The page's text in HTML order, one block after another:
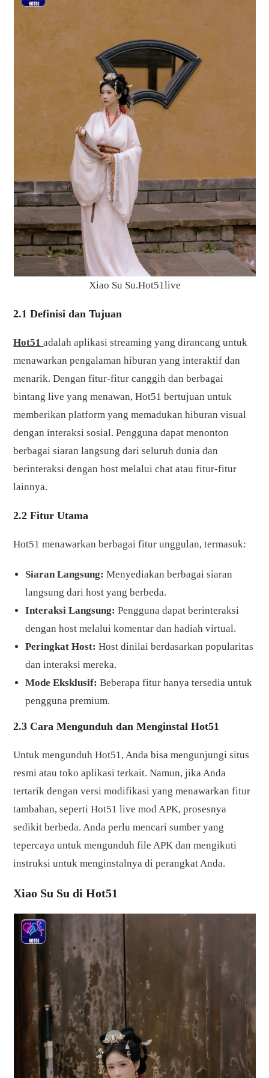
Xiao Su Su.Hot51live
2.1 Definisi dan Tujuan
Hot51adalah aplikasi streaming yang dirancang untuk
menawarkan pengalaman hiburan yang interaktif dan
menarik. Dengan fitur-fitur canggih dan berbagai
bintang live yang menawan, Hot51 bertujuan untuk
memberikan platform yang memadukan hiburan visual
dengan interaksi sosial. Pengguna dapat menonton
berbagai siaran langsung dari seluruh dunia dan
berinteraksi dengan host melalui chat atau fitur-fitur
lainnya.
2.2 Fitur Utama
Hot51 menawarkan berbagai fitur unggulan, termasuk:
Siaran Langsung: Menyediakan berbagai siaran
langsung dari host yang berbeda.
Interaksi Langsung: Pengguna dapat berinteraksi
dengan host melalui komentar dan hadiah virtual.
Peringkat Host: Host dinilai berdasarkan popularitas
dan interaksi mereka.
Mode Eksklusif: Beberapa fitur hanya tersedia untuk
pengguna premium.
2.3 Cara Mengunduh dan Menginstal Hot51
Untuk mengunduh Hot51, Anda bisa mengunjungi situs
resmi atau toko aplikasi terkait. Namun, jika Anda
tertarik dengan versi modifikasi yang menawarkan fitur
tambahan, seperti Hot51 live mod APK, prosesnya
sedikit berbeda. Anda perlu mencari sumber yang
tepercaya untuk mengunduh file APK dan mengikuti
instruksi untuk menginstalnya di perangkat Anda.
Xiao Su Su di Hot51